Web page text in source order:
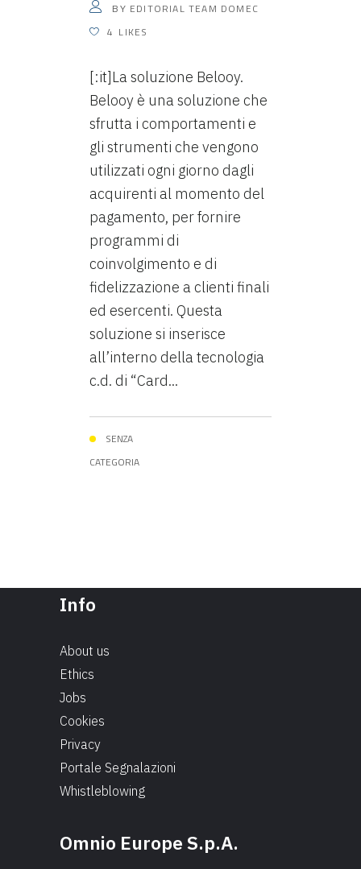
BY EDITORIAL TEAM DOMEC
4 LIKES
[:it]La soluzione Belooy.
Belooy è una soluzione che
sfrutta i comportamenti e
gli strumenti che vengono
utilizzati ogni giorno dagli
acquirenti al momento del
pagamento, per fornire
programmi di
coinvolgimento e di
fidelizzazione a clienti finali
ed esercenti. Questa
soluzione si inserisce
all’interno della tecnologia
c.d. di “Card...
SENZA
CATEGORIA
Info
About us
Ethics
Jobs
Cookies
Privacy
Portale Segnalazioni
Whistleblowing
Omnio Europe S.p.A.